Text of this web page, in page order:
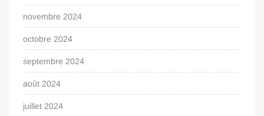
novembre 2024
octobre 2024
septembre 2024
août 2024
juillet 2024